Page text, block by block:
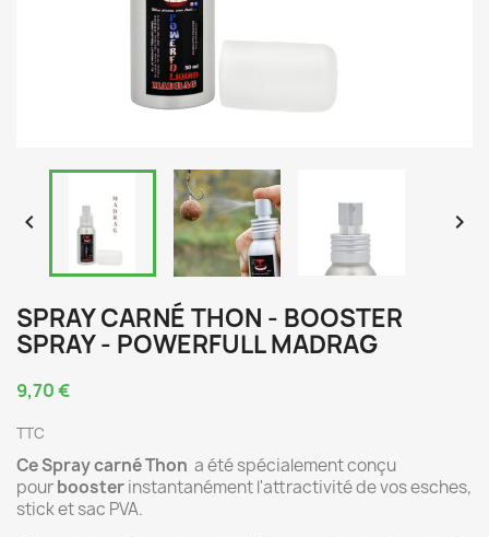
 
SPRAY CARNÉ THON - BOOSTER
SPRAY - POWERFULL MADRAG
9,70 €
TTC
Ce Spray carné Thon a été spécialement conçu
pourboosterinstantanément l'attractivité de vos esches,
stick et sac PVA.